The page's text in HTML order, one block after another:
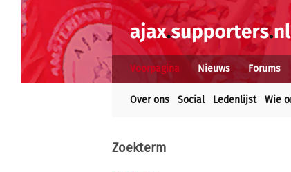
Voorpagina Nieuws Forums
Over ons Social Ledenlijst Wie
Zoekterm